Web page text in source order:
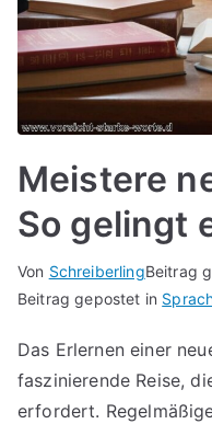
Meistere
So gelingt
Von SchreiberlingBeitrag
Beitrag gepostet in
Das Erlernen einer
faszinierende Reise,
erfordert.